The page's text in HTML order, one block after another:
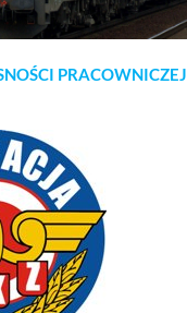
PRACOWNICZEJ